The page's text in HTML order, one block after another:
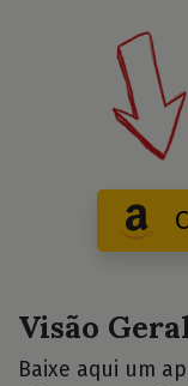
Visão
Baixe aqui um